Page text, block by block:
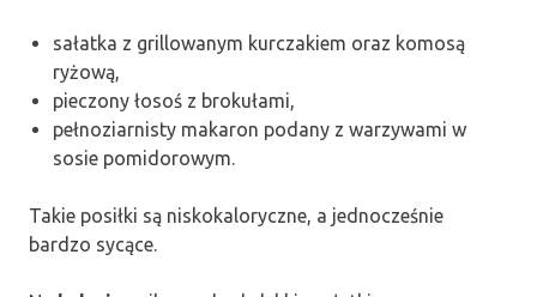
sałatka z grillowanym kurczakiem oraz komosą
ryżową,
pieczony łosoś z brokułami,
pełnoziarnisty makaron podany z warzywami w
sosie pomidorowym.
Takie posiłki są niskokaloryczne, a jednocześnie
bardzo sycące.